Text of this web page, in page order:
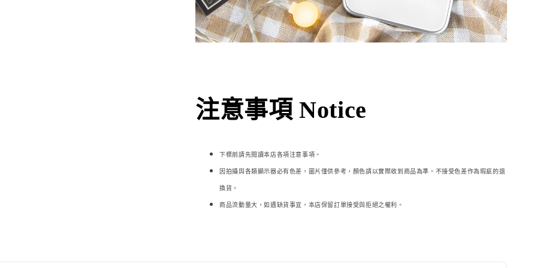
注意事項 Notice
下標前請先閱讀本店各項注意事項。
因拍攝與各類顯示器必有色差，圖片僅供參考，顏色請以實際收到商品為準。不接受色差作為瑕疵的退
換貨。
商品流動量大，如遇缺貨事宜，本店保留訂單接受與拒絕之權利。